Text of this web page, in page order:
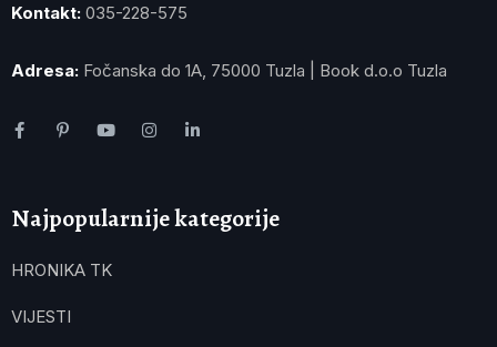
Kontakt: 035-228-575
Adresa: Fočanska do 1A, 75000 Tuzla | Book d.o.o Tuzla
Najpopularnije kategorije
HRONIKA TK
VIJESTI